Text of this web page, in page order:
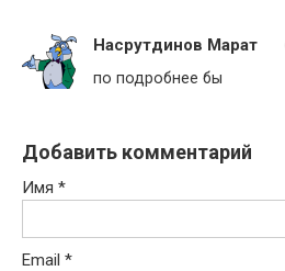
Насрутдинов Марат
по подробнее бы
Добавить комментарий
Имя *
Email *